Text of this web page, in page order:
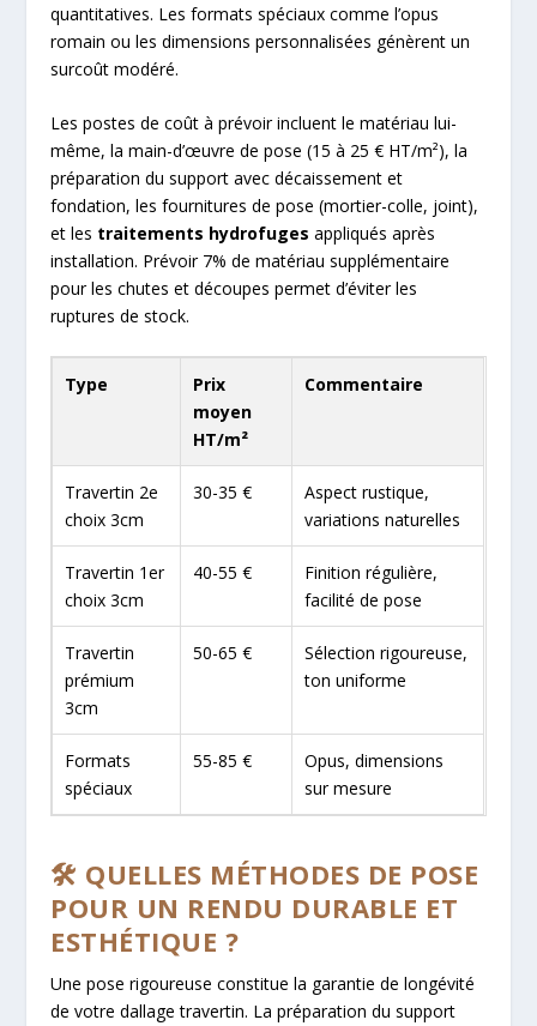
quantitatives. Les formats spéciaux comme l’opus
romain ou les dimensions personnalisées génèrent un
surcoût modéré.
Les postes de coût à prévoir incluent le matériau lui-
même, la main-d’œuvre de pose (15 à 25 € HT/m²), la
préparation du support avec décaissement et
fondation, les fournitures de pose (mortier-colle, joint),
et les traitements hydrofuges appliqués après
installation. Prévoir 7% de matériau supplémentaire
pour les chutes et découpes permet d’éviter les
ruptures de stock.
Type
Prix
moyen
HT/m²
Commentaire
Travertin 2e
choix 3cm
30-35 €
Aspect rustique,
variations naturelles
Travertin 1er
choix 3cm
40-55 €
Finition régulière,
facilité de pose
Travertin
prémium
3cm
50-65 €
Sélection rigoureuse,
ton uniforme
Formats
spéciaux
55-85 €
Opus, dimensions
sur mesure
🛠️ QUELLES MÉTHODES DE POSE
POUR UN RENDU DURABLE ET
ESTHÉTIQUE ?
Une pose rigoureuse constitue la garantie de longévité
de votre dallage travertin. La préparation du support